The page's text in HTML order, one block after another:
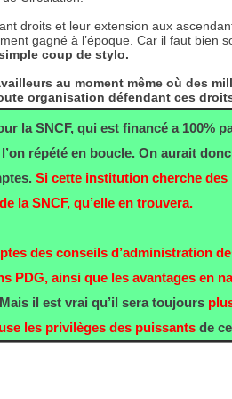
droits et leur extension aux
gagné à l’époque. Car il faut bien
coup de stylo.
au moment même où des
organisation défendant ces
la SNCF, qui est financé a 100%
répété en boucle. On aurait
Si cette institution cherche des
la SNCF, qu’elle en trouvera.
des conseils d’administration
PDG, ainsi que les avantages en
il est vrai qu’il sera toujours
les privilèges des puissantsde